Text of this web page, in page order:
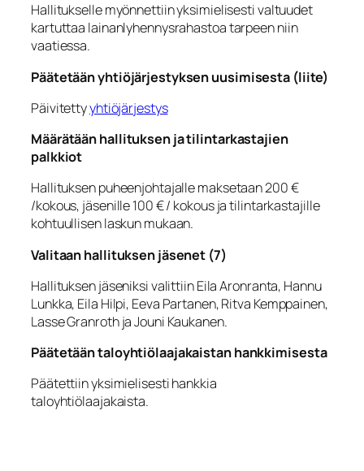
Hallitukselle myönnettiin yksimielisesti valtuudet
kartuttaa lainanlyhennysrahastoa tarpeen niin
vaatiessa.
Päätetään yhtiöjärjestyksen uusimisesta (liite)
Päivitettyyhtiöjärjestys
Määrätään hallituksen ja tilintarkastajien
palkkiot
Hallituksen puheenjohtajalle maksetaan 200 €
/kokous, jäsenille 100 € / kokous ja tilintarkastajille
kohtuullisen laskun mukaan.
Valitaan hallituksen jäsenet (7)
Hallituksen jäseniksi valittiin Eila Aronranta, Hannu
Lunkka, Eila Hilpi, Eeva Partanen, Ritva Kemppainen,
Lasse Granroth ja Jouni Kaukanen.
Päätetään taloyhtiölaajakaistan hankkimisesta
Päätettiin yksimielisesti hankkia
taloyhtiölaajakaista.